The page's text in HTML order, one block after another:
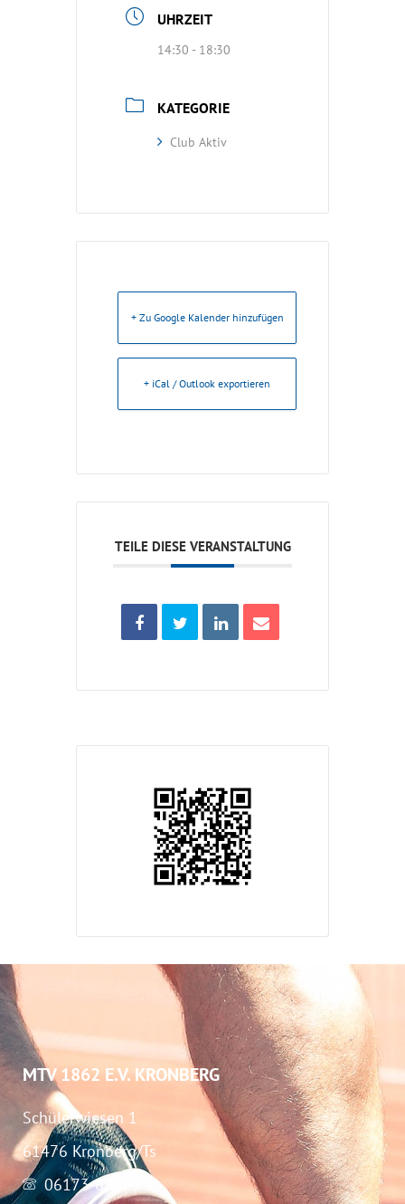
UHRZEIT
14:30 - 18:30
KATEGORIE
Club Aktiv
+ Zu Google Kalender hinzufügen
+ iCal / Outlook exportieren
TEILE DIESE VERANSTALTUNG
MTV 1862 E.V. KRONBERG
Schülerwiesen 1
61476 Kronberg/Ts
06173-67283